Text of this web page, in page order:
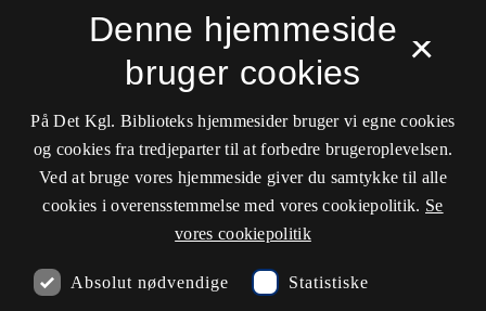
Cookieindstillinger
Kontaktinformationer
Åbningstider
×
Denne hjemmeside
bruger cookies
På Det Kgl. Biblioteks hjemmesider bruger vi egne cookies
og cookies fra tredjeparter til at forbedre brugeroplevelsen.
Ved at bruge vores hjemmeside giver du samtykke til alle
cookies i overensstemmelse med vores cookiepolitik. Se
vores cookiepolitik
Absolut nødvendige Statistiske